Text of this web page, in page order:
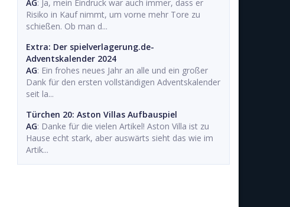
AG: Ja, mein Eindruck war auch immer, dass er
Risiko in Kauf nimmt, um vorne mehr Tore zu
schießen. Ob man d...
Extra: Der spielverlagerung.de-
Adventskalender 2024
AG: Ein frohes neues Jahr an alle und ein großer
Dank für den ersten vollständigen Adventskalender
seit la...
Türchen 20: Aston Villas Aufbauspiel
AG: Danke für die vielen Artikel! Aston Villa ist zu
Hause echt stark, aber auswärts sieht das wie im
Artik...